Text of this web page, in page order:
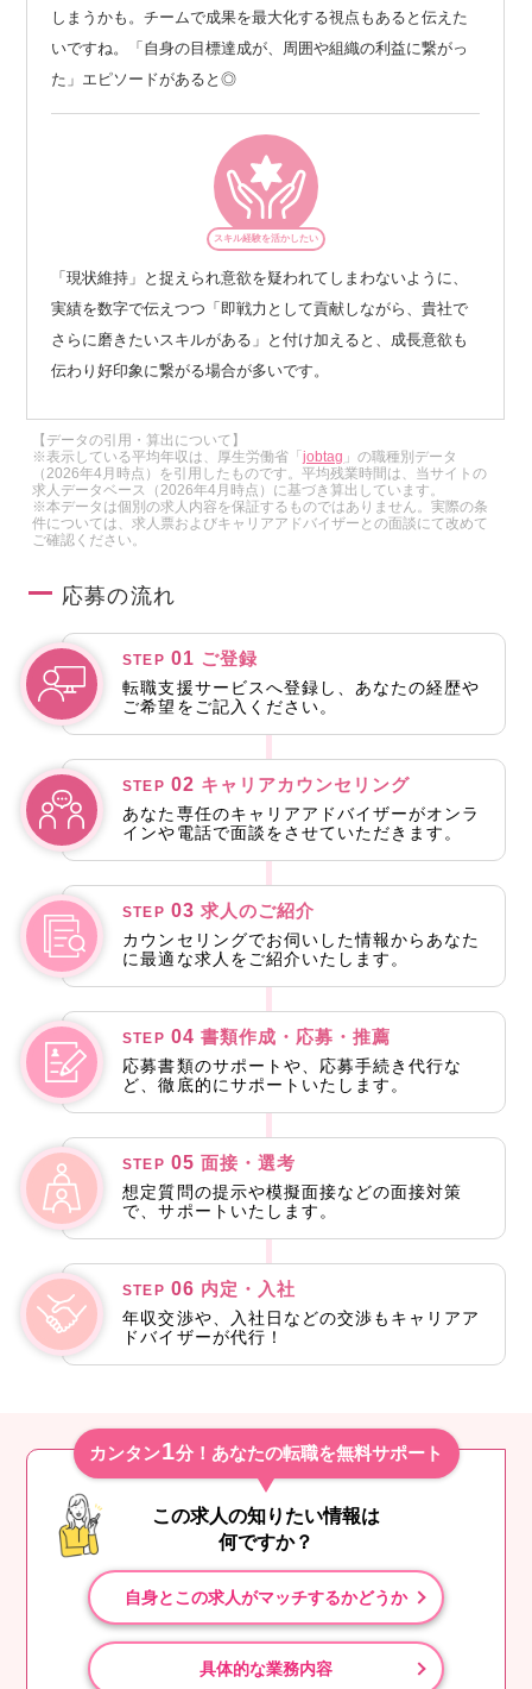
しまうかも。チームで成果を最大化する視点もあると伝えた
いですね。「自身の目標達成が、周囲や組織の利益に繋がっ
た」エピソードがあると◎
スキル経験を活かしたい
「現状維持」と捉えられ意欲を疑われてしまわないように、
実績を数字で伝えつつ「即戦力として貢献しながら、貴社で
さらに磨きたいスキルがある」と付け加えると、成長意欲も
伝わり好印象に繋がる場合が多いです。
【データの引用・算出について】
※表示している平均年収は、厚生労働省「jobtag 」の職種別データ
（2026年4月時点）を引用したものです。平均残業時間は、当サイトの
求人データベース（2026年4月時点）に基づき算出しています。
※本データは個別の求人内容を保証するものではありません。実際の条
件については、求人票およびキャリアアドバイザーとの面談にて改めて
ご確認ください。
応募の流れ
STEP 01 ご登録
転職支援サービスへ登録し、あなたの経歴や
ご希望をご記入ください。
STEP 02 キャリアカウンセリング
あなた専任のキャリアアドバイザーがオンラ
インや電話で面談をさせていただきます。
STEP 03 求人のご紹介
カウンセリングでお伺いした情報からあなた
に最適な求人をご紹介いたします。
STEP 04 書類作成・応募・推薦
応募書類のサポートや、応募手続き代行な
ど、徹底的にサポートいたします。
STEP 05 面接・選考
想定質問の提示や模擬面接などの面接対策
で、サポートいたします。
STEP 06 内定・入社
年収交渉や、入社日などの交渉もキャリアア
ドバイザーが代行！
カンタン1分！あなたの転職を無料サポート
この求人の知りたい情報は
何ですか？
自身とこの求人がマッチするかどうか
具体的な業務内容